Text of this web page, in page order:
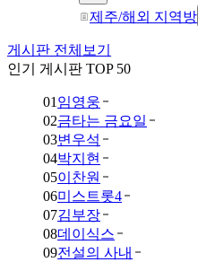
제주/해외 지역방
게시판 전체보기
인기 게시판 TOP 50
01 임영웅
02금타는 금요일
03변우석
04박지현
05이찬원
06미스트롯4
07김부장
08데이식스
09전설의 사내